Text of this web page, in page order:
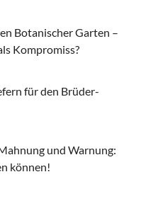
Botanischer Garten –
Kompromiss?
für den Brüder-
und Warnung:
können!